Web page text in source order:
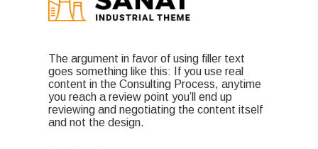
The argument in favor of using filler text
goes something like this: If you use real
content in the Consulting Process, anytime
you reach a review point you’ll end up
reviewing and negotiating the content itself
and not the design.